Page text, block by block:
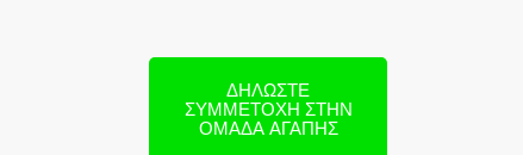
ΔΗΛΏΣΤΕ
ΣΥΜΜΕΤΟΧΉ ΣΤΗΝ
ΟΜΆΔΑ ΑΓΆΠΗΣ